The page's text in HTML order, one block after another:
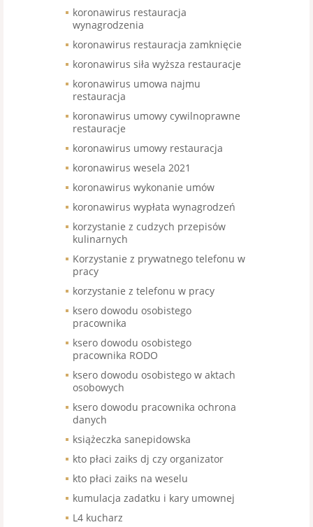
koronawirus restauracja
wynagrodzenia
koronawirus restauracja zamknięcie
koronawirus siła wyższa restauracje
koronawirus umowa najmu
restauracja
koronawirus umowy cywilnoprawne
restauracje
koronawirus umowy restauracja
koronawirus wesela 2021
koronawirus wykonanie umów
koronawirus wypłata wynagrodzeń
korzystanie z cudzych przepisów
kulinarnych
Korzystanie z prywatnego telefonu w
pracy
korzystanie z telefonu w pracy
ksero dowodu osobistego
pracownika
ksero dowodu osobistego
pracownika RODO
ksero dowodu osobistego w aktach
osobowych
ksero dowodu pracownika ochrona
danych
książeczka sanepidowska
kto płaci zaiks dj czy organizator
kto płaci zaiks na weselu
kumulacja zadatku i kary umownej
L4 kucharz